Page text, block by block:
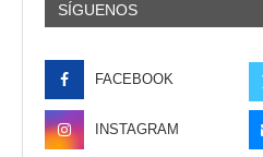
SÍGUENOS
FACEBOOK
INSTAGRAM